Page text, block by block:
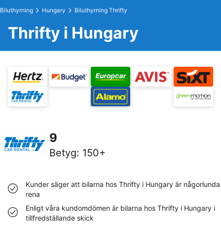
Biluthyrning Hungary Biluthyrning Thrifty
Thrifty i Hungary
9
Betyg: 150+
Kunder säger att bilarna hos Thrifty i Hungary är någorlunda
rena
Enligt våra kundomdömen är bilarna hos Thrifty i Hungary i
tillfredställande skick